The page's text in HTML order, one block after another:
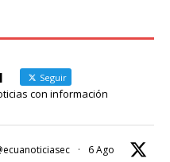
Seguir
con información
· 6 Ago